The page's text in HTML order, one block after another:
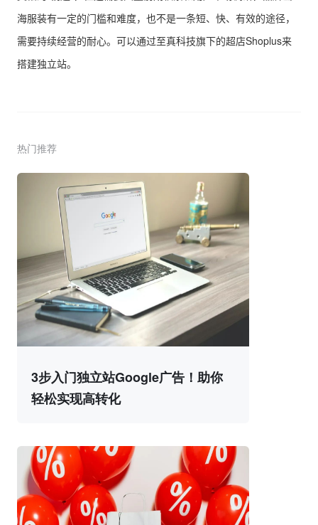
海服装有一定的门槛和难度，也不是一条短、快、有效的途径，
需要持续经营的耐心。可以通过至真科技旗下的超店Shoplus来
搭建独立站。
热门推荐
3步入门独立站Google广告！助你
轻松实现高转化